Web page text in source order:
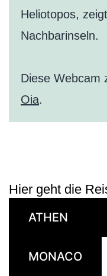
Heliotopos, zeigt
Nachbarinseln.
Diese Webcam
Oia.
Hier geht die
ATHEN
MONACO